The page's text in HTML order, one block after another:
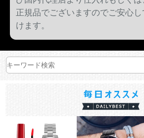
正規品でございますのでご安心
けます。